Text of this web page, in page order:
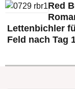
Red
Lettenbichler
Feld nach Tag